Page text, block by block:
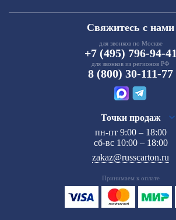
Свяжитесь с нами
для звонков по Москве
+7 (495) 796-94-41
для звонков из регионов РФ
8 (800) 30-111-77
Точки продаж
пн-пт 9:00 – 18:00
сб-вс 10:00 – 18:00
zakaz@russcarton.ru
Принимаем к оплате